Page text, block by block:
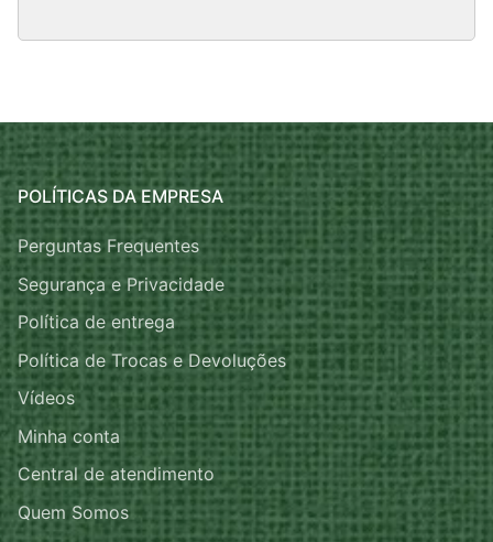
POLÍTICAS DA EMPRESA
Perguntas Frequentes
Segurança e Privacidade
Política de entrega
Política de Trocas e Devoluções
Vídeos
Minha conta
Central de atendimento
Quem Somos